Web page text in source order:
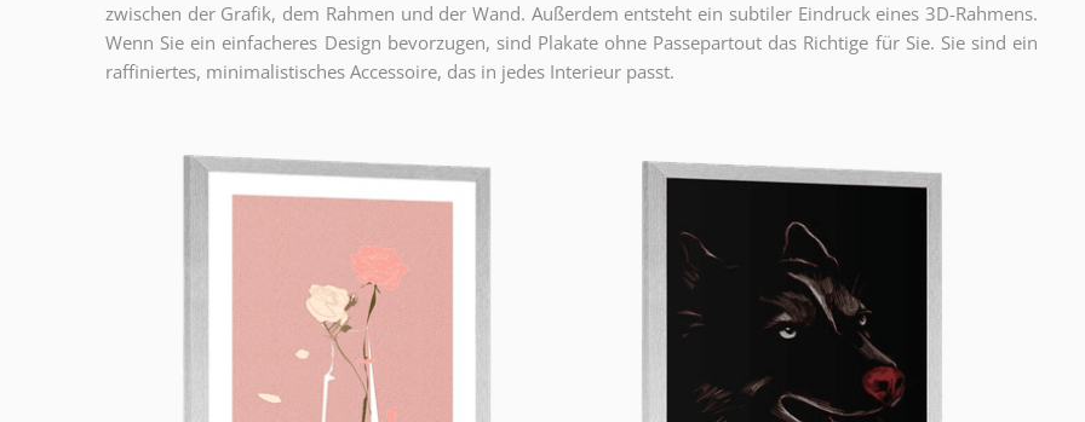
zwischen der Grafik, dem Rahmen und der Wand. Außerdem entsteht ein subtiler Eindruck eines 3D-Rahmens.
Wenn Sie ein einfacheres Design bevorzugen, sind Plakate ohne Passepartout das Richtige für Sie. Sie sind ein
raffiniertes, minimalistisches Accessoire, das in jedes Interieur passt.